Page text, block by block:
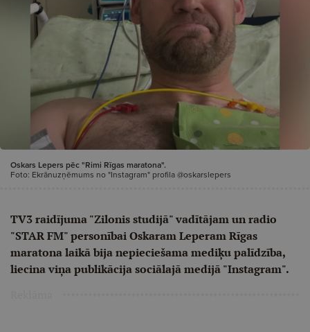
Oskars Lepers pēc "Rimi Rīgas maratona".
Foto: Ekrānuzņēmums no "Instagram" profila @oskarslepers
TV3 raidījuma "Zilonis studijā" vadītājam un radio
"STAR FM" personībai Oskaram Leperam Rīgas
maratona laikā bija nepieciešama mediķu palīdzība,
liecina viņa publikācija sociālajā medijā "Instagram".